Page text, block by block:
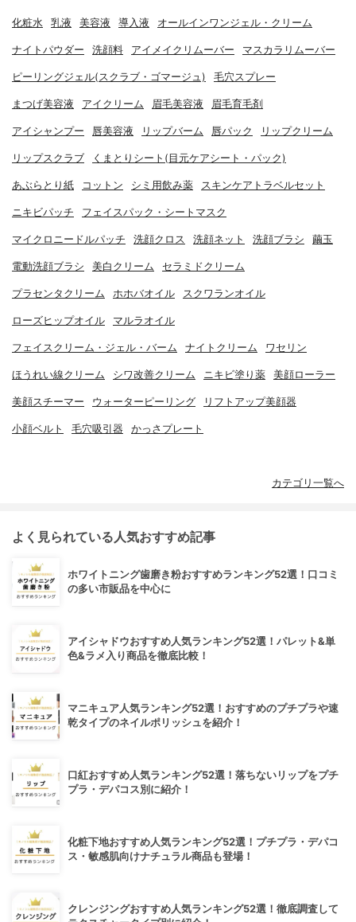
化粧水 乳液 美容液 導入液 オールインワンジェル・クリーム
ナイトパウダー 洗顔料 アイメイクリムーバー マスカラリムーバー
ピーリングジェル(スクラブ・ゴマージュ) 毛穴スプレー
まつげ美容液 アイクリーム 眉毛美容液 眉毛育毛剤
アイシャンプー 唇美容液 リップバーム 唇パック リップクリーム
リップスクラブ くまとりシート(目元ケアシート・パック)
あぶらとり紙 コットン シミ用飲み薬 スキンケアトラベルセット
ニキビパッチ フェイスパック・シートマスク
マイクロニードルパッチ 洗顔クロス 洗顔ネット 洗顔ブラシ 繭玉
電動洗顔ブラシ 美白クリーム セラミドクリーム
プラセンタクリーム ホホバオイル スクワランオイル
ローズヒップオイル マルラオイル
フェイスクリーム・ジェル・バーム ナイトクリーム ワセリン
ほうれい線クリーム シワ改善クリーム ニキビ塗り薬 美顔ローラー
美顔スチーマー ウォーターピーリング リフトアップ美顔器
小顔ベルト 毛穴吸引器 かっさプレート
カテゴリ一覧へ
よく見られている人気おすすめ記事
ホワイトニング歯磨き粉おすすめランキング52選！口コミ
の多い市販品を中心に
アイシャドウおすすめ人気ランキング52選！パレット&単
色&ラメ入り商品を徹底比較！
マニキュア人気ランキング52選！おすすめのプチプラや速
乾タイプのネイルポリッシュを紹介！
口紅おすすめ人気ランキング52選！落ちないリップをプチ
プラ・デパコス別に紹介！
化粧下地おすすめ人気ランキング52選！プチプラ・デパコ
ス・敏感肌向けナチュラル商品も登場！
クレンジングおすすめ人気ランキング52選！徹底調査して